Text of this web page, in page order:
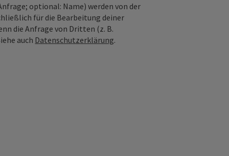
optional: Name) werden von der
für die Bearbeitung deiner
die Anfrage von Dritten (z. B.
auch Datenschutzerklärung.